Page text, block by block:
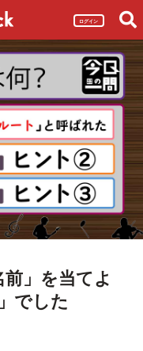
ログイン
」を当てよ
でした